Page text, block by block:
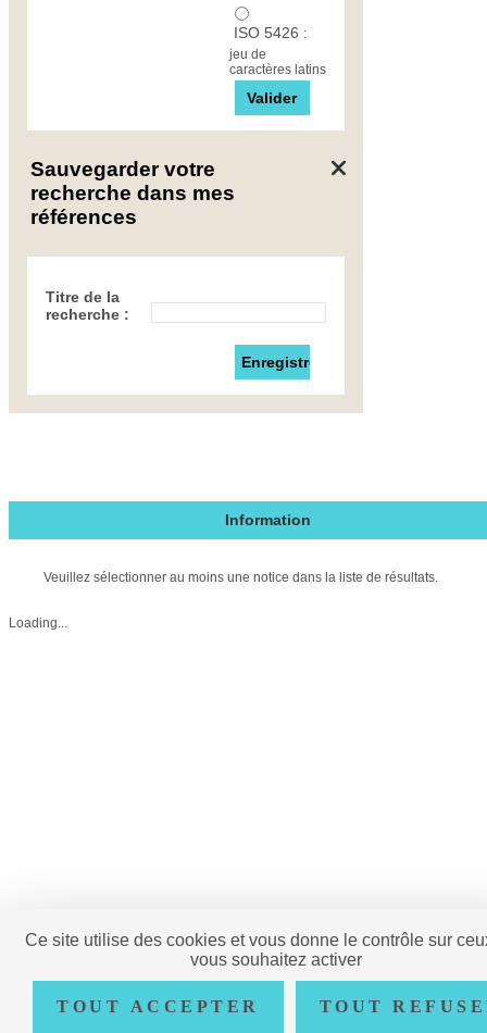
ISO 5426 :
jeu de
caractères latins
Sauvegarder votre
recherche dans mes
références
Titre de la
recherche :
Information
Veuillez sélectionner au moins une notice dans la liste de résultats.
Loading...
Ce site utilise des cookies et vous donne le contrôle sur
vous souhaitez activer
TOUT ACCEPTER TOUT